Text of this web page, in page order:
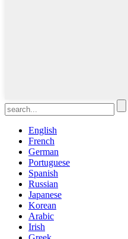
English
French
German
Portuguese
Spanish
Russian
Japanese
Korean
Arabic
Irish